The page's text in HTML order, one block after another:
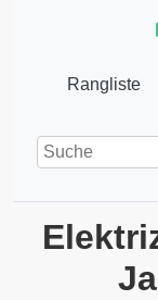
Rangliste